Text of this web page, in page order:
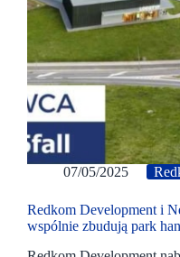
07/05/2025
Redkom Development i
wspólnie zbudują park